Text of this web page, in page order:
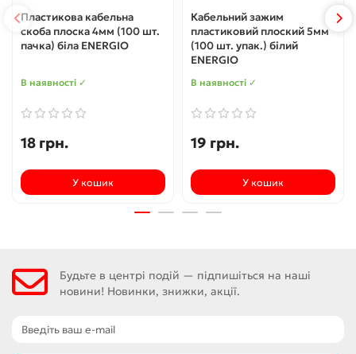
Пластикова кабельна
скоба плоска 4мм (100 шт.
пачка) біла ENERGIO
В наявності ✓
18 грн.
У кошик
Кабельний зажим
пластиковий плоский 5мм
(100 шт. упак.) білий
ENERGIO
В наявності ✓
19 грн.
У кошик
Будьте в центрі подій — підпишіться на наші
новини! Новинки, знижки, акції.